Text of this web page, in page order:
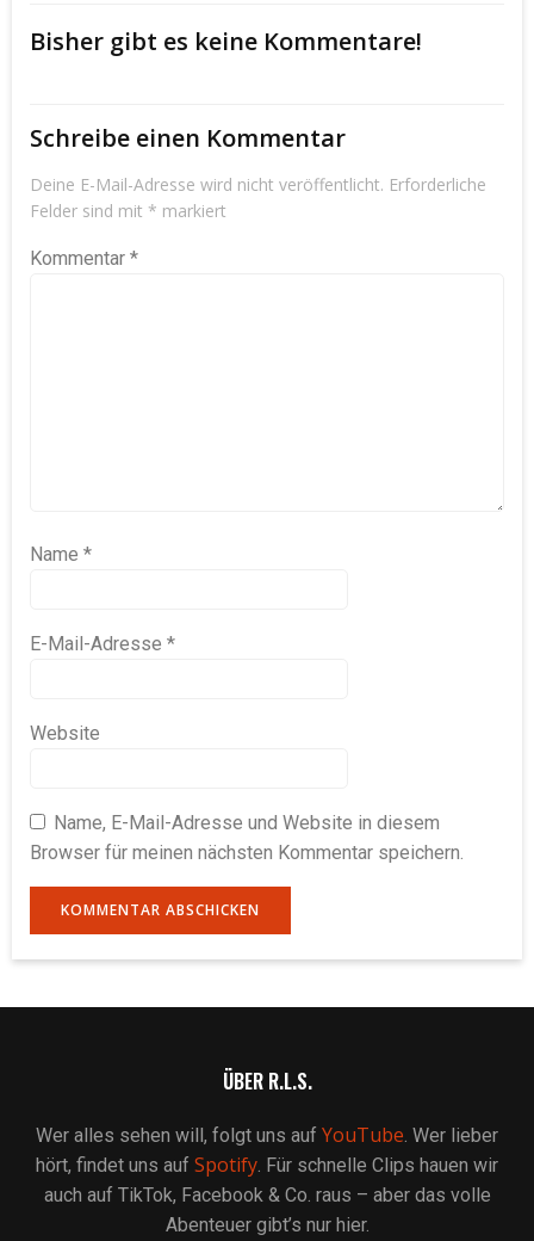
Bisher gibt es keine Kommentare!
Schreibe einen Kommentar
Deine E-Mail-Adresse wird nicht veröffentlicht. Erforderliche
Felder sind mit * markiert
Kommentar *
Name *
E-Mail-Adresse *
Website
Name, E-Mail-Adresse und Website in diesem
Browser für meinen nächsten Kommentar speichern.
ÜBER R.L.S.
Wer alles sehen will, folgt uns auf YouTube. Wer lieber
hört, findet uns auf Spotify. Für schnelle Clips hauen wir
auch auf TikTok, Facebook & Co. raus – aber das volle
Abenteuer gibt’s nur hier.